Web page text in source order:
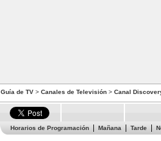
Guía de TV > Canales de Televisión > Canal
Horarios de Programación Mañana Tarde